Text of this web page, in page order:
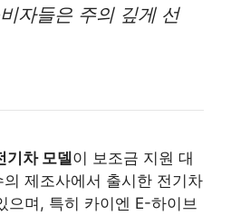
자들은 주의 깊게 선
기차 모델이 보조금 지원 대
제조사에서 출시한 전기차
으며, 특히 카이엔 E-하이브